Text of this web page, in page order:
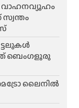
വാഹനവ്യൂഹം
ബെംഗളൂരു
മെട്രോ ലൈനിൽ